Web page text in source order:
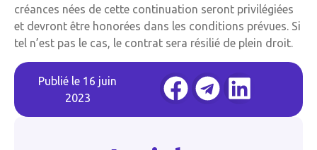
créances nées de cette continuation seront privilégiées
et devront être honorées dans les conditions prévues. Si
tel n’est pas le cas, le contrat sera résilié de plein droit.
Publié le 16 juin
2023